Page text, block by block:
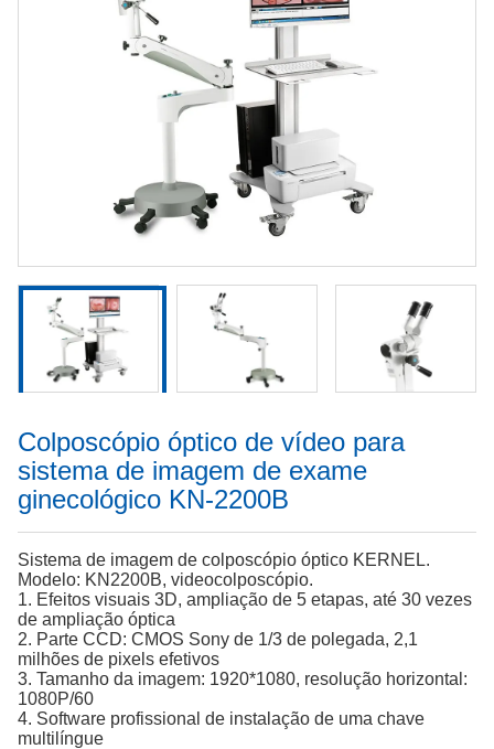
Colposcópio óptico de vídeo para
sistema de imagem de exame
ginecológico KN-2200B
Sistema de imagem de colposcópio óptico KERNEL.
Modelo: KN2200B, videocolposcópio.
1. Efeitos visuais 3D, ampliação de 5 etapas, até 30 vezes
de ampliação óptica
2. Parte CCD: CMOS Sony de 1/3 de polegada, 2,1
milhões de pixels efetivos
3. Tamanho da imagem: 1920*1080, resolução horizontal:
1080P/60
4. Software profissional de instalação de uma chave
multilíngue